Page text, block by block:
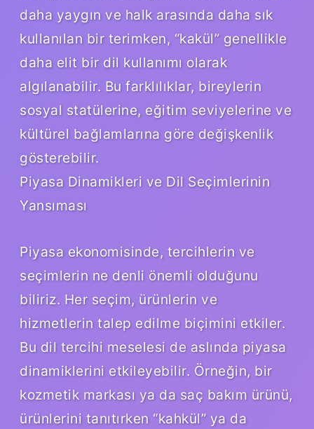
daha yaygın ve halk arasında daha sık
kullanılan bir terimken, “kakül” genellikle
daha elit bir dil kullanımı olarak
algılanabilir. Bu farklılıklar, bireylerin
sosyal statülerine, eğitim seviyelerine ve
kültürel bağlamlarına göre değişkenlik
gösterebilir.
Piyasa Dinamikleri ve Dil Seçimlerinin
Yansıması
Piyasa ekonomisinde, tercihlerin ve
seçimlerin ne denli önemli olduğunu
biliriz. Her seçim, ürünlerin ve
hizmetlerin talep edilme biçimini etkiler.
Bu dil tercihi meselesi de aslında piyasa
dinamiklerini etkileyebilir. Örneğin, bir
kozmetik markası ya da saç bakım ürünü,
ürünlerini tanıtırken “kahkül” ya da